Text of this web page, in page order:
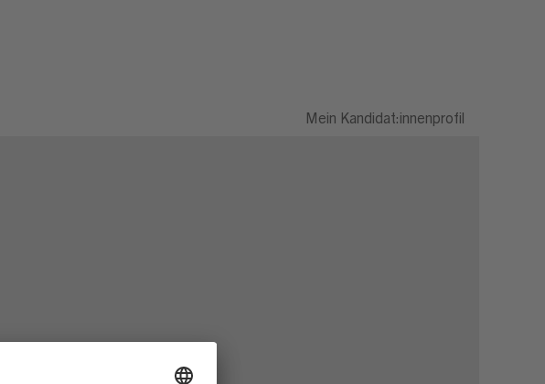
Mein Kandidat:innenprofil